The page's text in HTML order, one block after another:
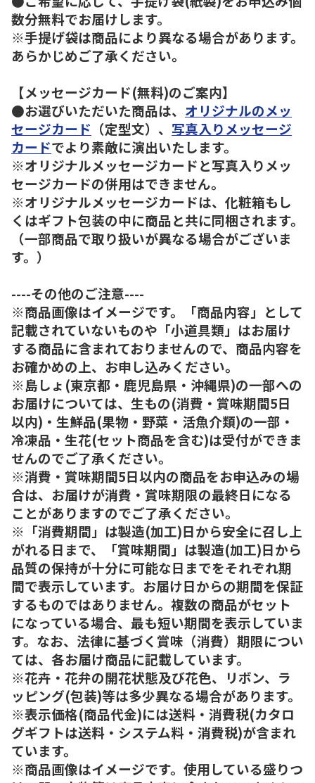
数分無料でお届けします。
※手提げ袋は商品により異なる場合があります。
あらかじめご了承ください。
【メッセージカード(無料)のご案内】
●お選びいただいた商品は、 オリジナルのメッ
セージカード （定型文）、 写真入りメッセージ
カードでより素敵に演出いたします。
※オリジナルメッセージカードと写真入りメッ
セージカードの併用はできません。
※オリジナルメッセージカードは、化粧箱もし
くはギフト包装の中に商品と共に同梱されます。
（一部商品で取り扱いが異なる場合がございま
す。）
----その他のご注意----
※商品画像はイメージです。「商品内容」として
記載されていないものや「小道具類」はお届け
する商品に含まれておりませんので、商品内容を
お確かめの上、お申し込みください。
※島しょ(東京都・鹿児島県・沖縄県)の一部への
お届けについては、生もの(消費・賞味期間5日
以内)・生鮮品(果物・野菜・活魚介類)の一部・
冷凍品・生花(セット商品を含む)は受付ができま
せんのでご了承ください。
※消費・賞味期間5日以内の商品をお申込みの場
合は、お届けが消費・賞味期限の最終日になる
ことがありますのでご了承ください。
※「消費期間」は製造(加工)日から安全に召し上
がれる日まで、「賞味期間」は製造(加工)日から
品質の保持が十分に可能な日までをそれぞれ期
間で表示しています。お届け日からの期間を保証
するものではありません。複数の商品がセット
になっている場合、最も短い期間を表示していま
す。なお、法律に基づく賞味（消費）期限につい
ては、各お届け商品に記載しています。
※花卉・花弁の開花状態及び花色、リボン、ラ
ッピング(包装)等は多少異なる場合があります。
※表示価格(商品代金)には送料・消費税(カタロ
グギフトは送料・システム料・消費税)が含まれ
ています。
※商品画像はイメージです。使用している盛りつ